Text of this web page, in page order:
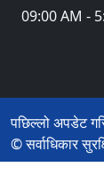
09:00 AM -
पछिल्लो अपडेट
© सर्वाधिकार